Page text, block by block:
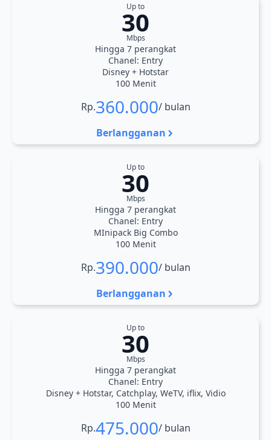
Up to
30
Mbps
Hingga 7 perangkat
Chanel: Entry
Disney + Hotstar
100 Menit
Rp.360.000/ bulan
Berlangganan
Up to
30
Mbps
Hingga 7 perangkat
Chanel: Entry
MInipack Big Combo
100 Menit
Rp.390.000/ bulan
Berlangganan
Up to
30
Mbps
Hingga 7 perangkat
Chanel: Entry
Disney + Hotstar, Catchplay, WeTV, iflix, Vidio
100 Menit
Rp.475.000/ bulan